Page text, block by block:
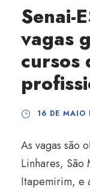
Senai-
vagas
cursos
16 DE MAIO
As vagas são
Linhares, São
Itapemirim, e